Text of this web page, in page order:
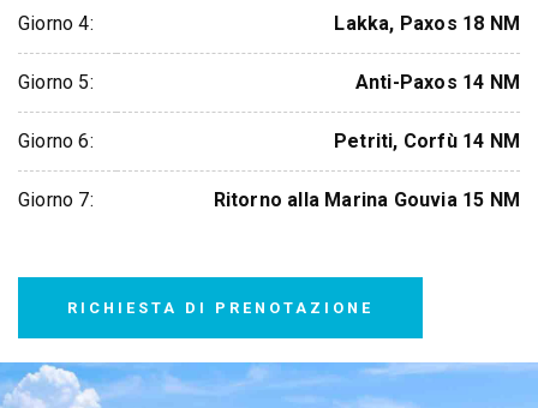
Giorno 4: Lakka, Paxos 18 NM
Giorno 5: Anti-Paxos 14 NM
Giorno 6: Petriti, Corfù 14 NM
Giorno 7: Ritorno alla Marina Gouvia 15 NM
RICHIESTA DI PRENOTAZIONE